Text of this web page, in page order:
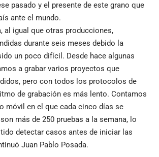
pasado y el presente de este grano que
ante el mundo.
al igual que otras producciones,
durante seis meses debido la
un poco difícil. Desde hace algunas
a grabar varios proyectos que
pero con todos los protocolos de
de grabación es más lento. Contamos
móvil en el que cada cinco días se
más de 250 pruebas a la semana, lo
detectar casos antes de iniciar las
Juan Pablo Posada.